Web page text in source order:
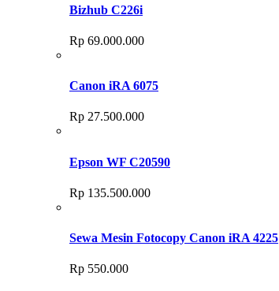
Bizhub C226i
Rp 69.000.000
Canon iRA 6075
Rp 27.500.000
Epson WF C20590
Rp 135.500.000
Sewa Mesin Fotocopy Canon iRA 4225
Rp 550.000